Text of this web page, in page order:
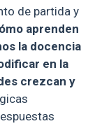
de partida y
aprenden
la docencia
en la
crezcan y